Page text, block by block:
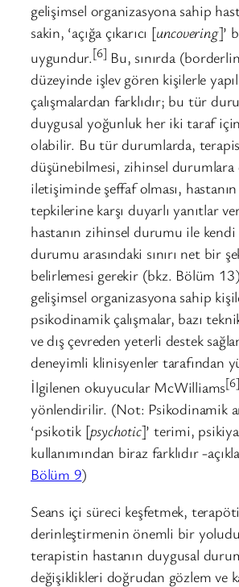
gelişimsel organizasyona sahip
sakin, ‘açığa çıkarıcı [uncovering]’
uygundur.[6] Bu, sınırda
düzeyinde işlev gören kişilerle
çalışmalardan farklıdır; bu tür
duygusal yoğunluk her iki taraf
olabilir. Bu tür durumlarda,
düşünebilmesi, zihinsel durumlara
iletişiminde şeffaf olması,
tepkilerine karşı duyarlı yanıtlar
hastanın zihinsel durumu ile
durumu arasındaki sınırı net bir
belirlemesi gerekir (bkz. Bölüm
gelişimsel organizasyona sahip
psikodinamik çalışmalar, bazı
ve dış çevreden yeterli destek
deneyimli klinisyenler tarafından
İlgilenen okuyucular McWilliams[6]
yönlendirilir. (Not: Psikodinamik
‘psikotik [psychotic]’ terimi,
kullanımından biraz farklıdır -
Bölüm 9)
Seans içi süreci keşfetmek,
derinleştirmenin önemli bir
terapistin hastanın duygusal
değişiklikleri doğrudan gözlem ve